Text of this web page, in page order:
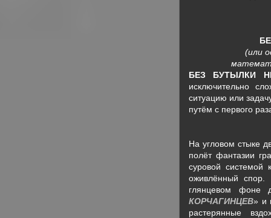
(или
БЕЗ БУТЫЛКИ
исключительно
ситуацию или
путём с первого
На угловом стыке
полёт фантазии
суровой системой
оживлённый
глянцевом фоне
КОРЧАГИНЦЕВ» и
растерянные